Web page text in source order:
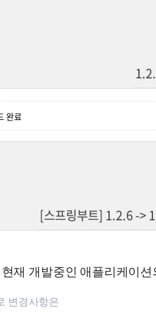
완료
[스프링부트] 1.2.6 ->
재 개발중인 애플리케이
변경사항은